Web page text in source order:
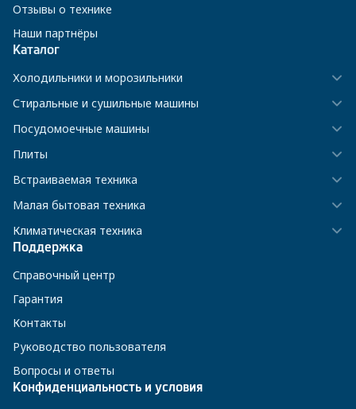
Отзывы о технике
Наши партнёры
Каталог
Холодильники и морозильники
Стиральные и сушильные машины
Посудомоечные машины
Плиты
Встраиваемая техника
Малая бытовая техника
Климатическая техника
Поддержка
Справочный центр
Гарантия
Контакты
Руководство пользователя
Вопросы и ответы
Конфиденциальность и условия